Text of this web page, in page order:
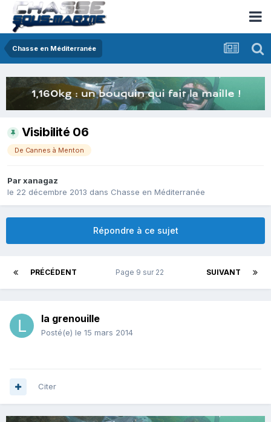
Chasse en Méditerranée
Visibilité 06
De Cannes à Menton
Parxanagaz
le 22 décembre 2013 dans Chasse en Méditerranée
Répondre à ce sujet
PRÉCÉDENT SUIVANT
Page 9 sur 22
la grenouille
Posté(e) le 15 mars 2014
Citer